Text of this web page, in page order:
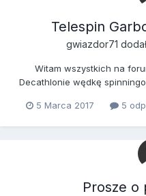
Telespin
gwiazdor71
Witam wszystkich na
Decathlonie wędkę
czynienia z tą wędką i jest
5 Marca 2017 5
Prosze o